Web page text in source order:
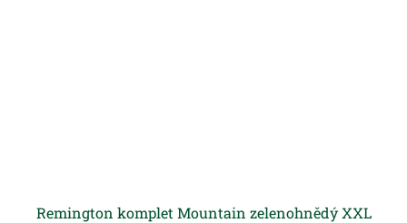
Remington komplet Mountain zelenohnědý XXL